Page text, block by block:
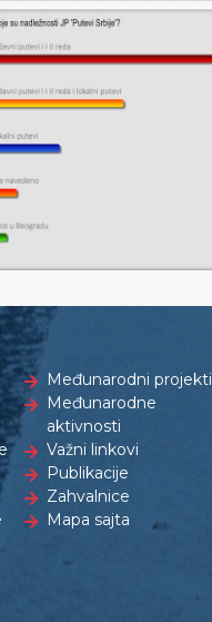
Međunarodni projekti
Međunarodne
aktivnosti
Važni linkovi
Publikacije
Zahvalnice
Mapa sajta